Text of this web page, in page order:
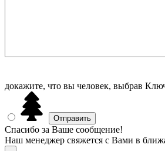
докажите, что вы человек, выбрав
Спасибо за Ваше сообщение!
Наш менеджер свяжется с Вами в